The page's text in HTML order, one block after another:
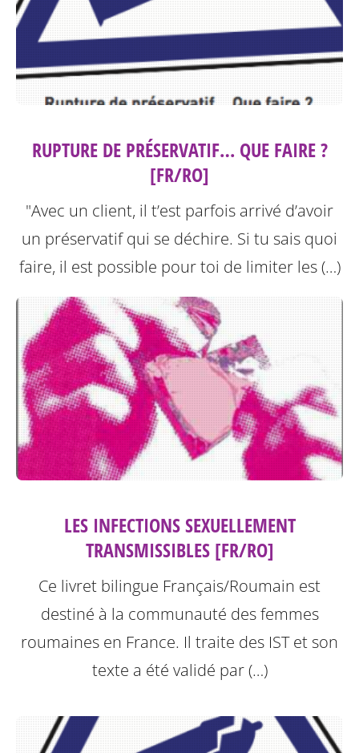
RUPTURE DE PRÉSERVATIF… QUE FAIRE ?
[FR/RO]
"Avec un client, il t’est parfois arrivé d’avoir
un préservatif qui se déchire. Si tu sais quoi
faire, il est possible pour toi de limiter les (…)
LES INFECTIONS SEXUELLEMENT
TRANSMISSIBLES [FR/RO]
Ce livret bilingue Français/Roumain est
destiné à la communauté des femmes
roumaines en France. Il traite des IST et son
texte a été validé par (…)